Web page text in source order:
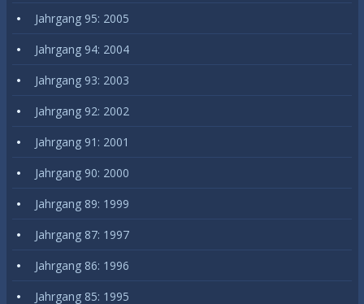
Jahrgang 95: 2005
Jahrgang 94: 2004
Jahrgang 93: 2003
Jahrgang 92: 2002
Jahrgang 91: 2001
Jahrgang 90: 2000
Jahrgang 89: 1999
Jahrgang 87: 1997
Jahrgang 86: 1996
Jahrgang 85: 1995